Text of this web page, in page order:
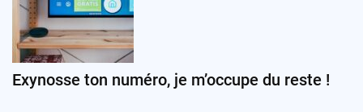
Exynosse ton numéro, je m’occupe du reste !